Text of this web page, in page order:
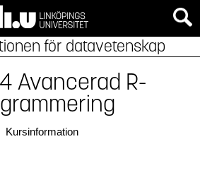
för datavetenskap
Avancerad R-
Kursinformation